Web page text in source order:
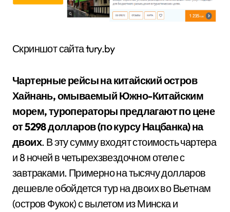
Скриншот сайта tury.by
Чартерные рейсы на китайский остров
Хайнань, омываемый Южно-Китайским
морем, туроператоры предлагают по цене
от 5298 долларов (по курсу Нацбанка) на
двоих. В эту сумму входят стоимость чартера
и 8 ночей в четырехзвездочном отеле с
завтраками. Примерно на тысячу долларов
дешевле обойдется тур на двоих во Вьетнам
(остров Фукок) с вылетом из Минска и